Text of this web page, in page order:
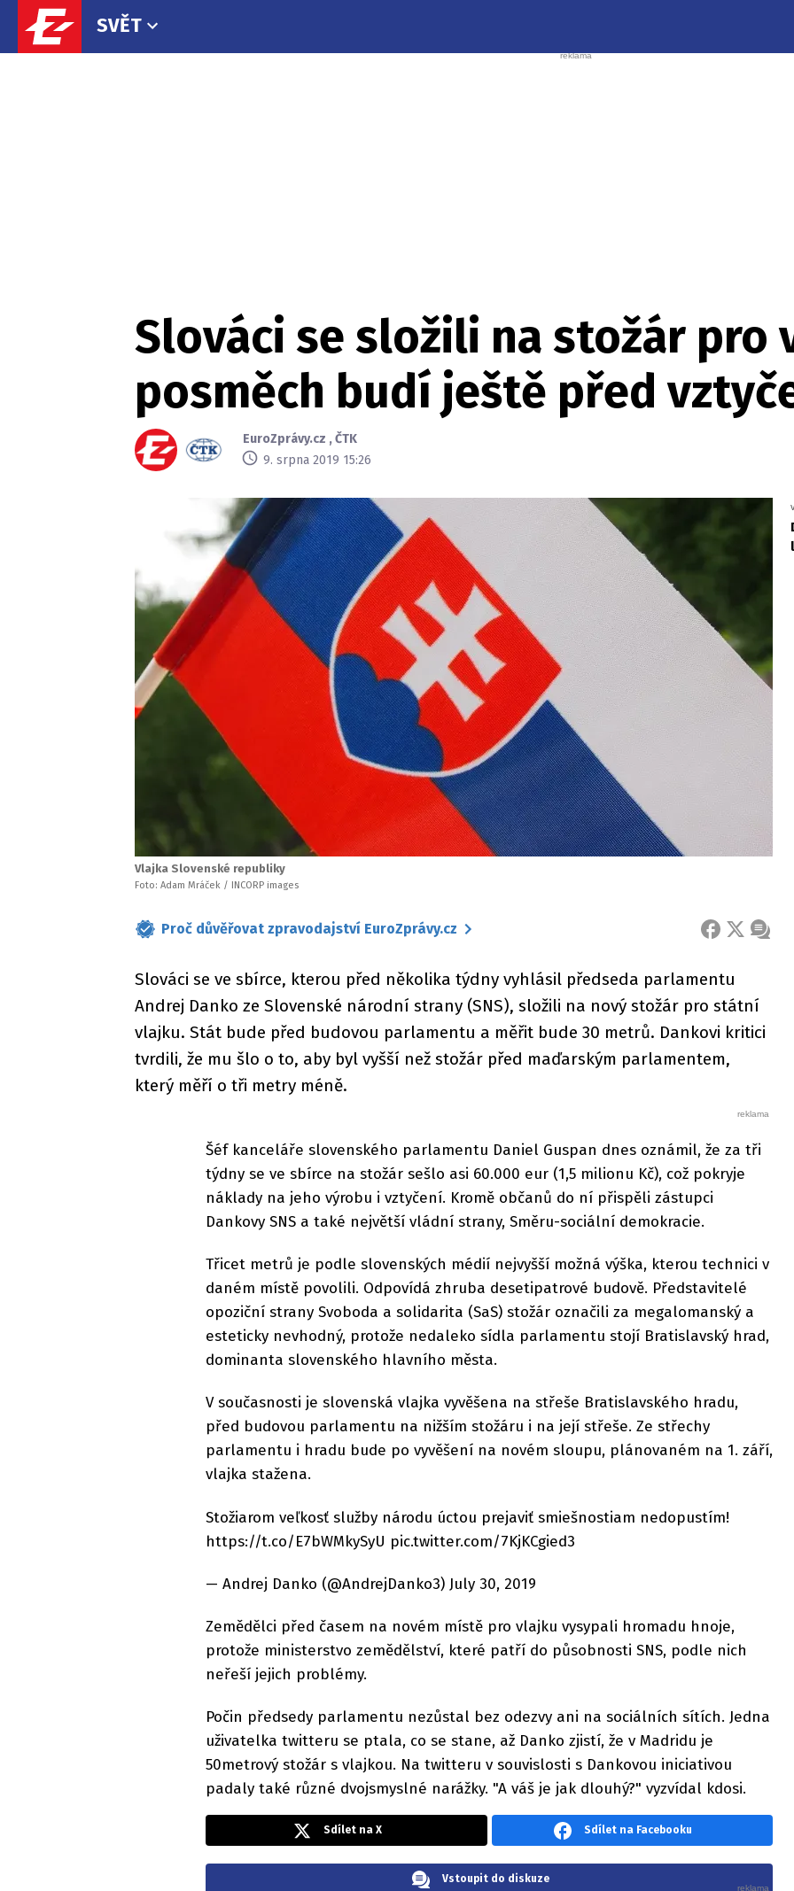
SVĚT
Slováci se složili na stožár pro
posměch budí ještě před
EuroZprávy.cz ,ČTK
9. srpna 2019 15:26
Vlajka Slovenské republiky
Foto: Adam Mráček / INCORP images
Proč důvěřovat zpravodajství EuroZprávy.cz FACEBOOK
X
Slováci se ve sbírce, kterou před několika týdny vyhlásil předseda parlamentu
Andrej Danko ze Slovenské národní strany (SNS), složili na nový stožár pro státní
vlajku. Stát bude před budovou parlamentu a měřit bude 30 metrů. Dankovi kritici
tvrdili, že mu šlo o to, aby byl vyšší než stožár před maďarským parlamentem,
který měří o tři metry méně.
Šéf kanceláře slovenského parlamentu Daniel Guspan dnes oznámil, že za tři
týdny se ve sbírce na stožár sešlo asi 60.000 eur (1,5 milionu Kč), což pokryje
náklady na jeho výrobu i vztyčení. Kromě občanů do ní přispěli zástupci
Dankovy SNS a také největší vládní strany, Směru-sociální demokracie.
Třicet metrů je podle slovenských médií nejvyšší možná výška, kterou technici v
daném místě povolili. Odpovídá zhruba desetipatrové budově. Představitelé
opoziční strany Svoboda a solidarita (SaS) stožár označili za megalomanský a
esteticky nevhodný, protože nedaleko sídla parlamentu stojí Bratislavský hrad,
dominanta slovenského hlavního města.
V současnosti je slovenská vlajka vyvěšena na střeše Bratislavského hradu,
před budovou parlamentu na nižším stožáru i na její střeše. Ze střechy
parlamentu i hradu bude po vyvěšení na novém sloupu, plánovaném na 1. září,
vlajka stažena.
Stožiarom veľkosť služby národu úctou prejaviť smiešnostiam nedopustím!
https://t.co/E7bWMkySyU pic.twitter.com/7KjKCgied3
— Andrej Danko (@AndrejDanko3) July 30, 2019
Zemědělci před časem na novém místě pro vlajku vysypali hromadu hnoje,
protože ministerstvo zemědělství, které patří do působnosti SNS, podle nich
neřeší jejich problémy.
Počin předsedy parlamentu nezůstal bez odezvy ani na sociálních sítích. Jedna
uživatelka twitteru se ptala, co se stane, až Danko zjistí, že v Madridu je
50metrový stožár s vlajkou. Na twitteru v souvislosti s Dankovou iniciativou
padaly také různé dvojsmyslné narážky. "A váš je jak dlouhý?" vyzvídal kdosi.
Sdílet na X Sdílet na Facebooku
Vstoupit do diskuze